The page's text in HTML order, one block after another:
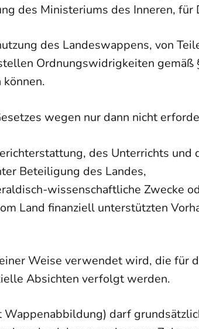
des Ministeriums des Inneren,
des Landeswappens, von
Ordnungswidrigkeiten
wegen nur dann nicht
des Unterrichts und
Beteiligung des Landes,
wissenschaftliche Zwecke
Land finanziell unterstützten
Weise verwendet wird, die für
Absichten verfolgt werden.
darf